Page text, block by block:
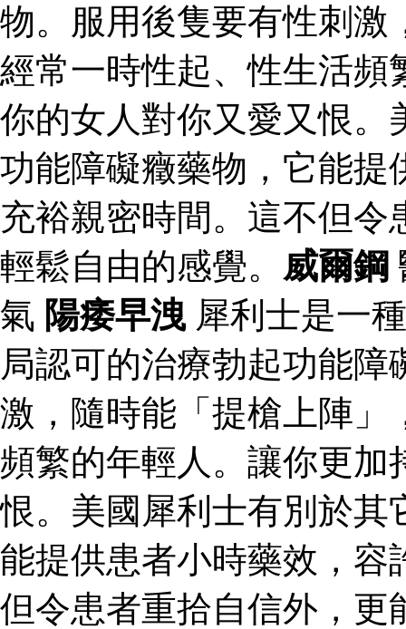
物。服用後隻要有性刺激
經常一時性起、性生活頻
你的女人對你又愛又恨。
功能障礙癥藥物，它能提
充裕親密時間。這不但
輕鬆自由的感覺。 威爾鋼
氣 陽痿早洩 犀利士是一
局認可的治療勃起功能
激，隨時能「提槍上陣」
頻繁的年輕人。讓你更加
恨。美國犀利士有別於其
能提供患者小時藥效，容
但令患者重拾自信外，更